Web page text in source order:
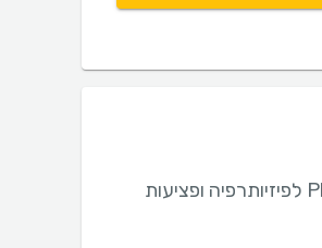
בעלים ומייסד קליניקת Physiohome לפיזיותרפיה ופציעות